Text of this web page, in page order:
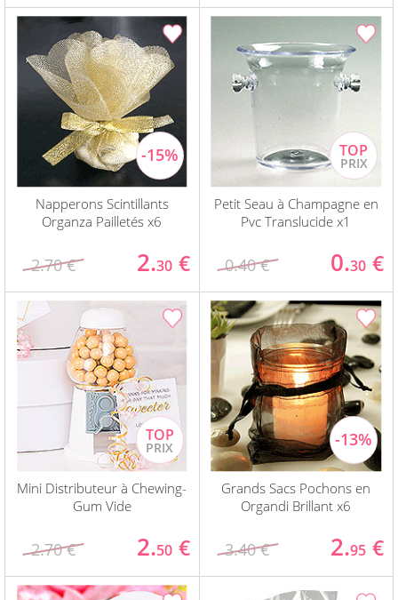
Napperons Scintillants
Organza Pailletés x6
2.70 € 2.30 €
Petit Seau à Champagne en
Pvc Translucide x1
0.40 € 0.30 €
Mini Distributeur à Chewing-
Gum Vide
2.70 € 2.50 €
Grands Sacs Pochons en
Organdi Brillant x6
3.40 € 2.95 €